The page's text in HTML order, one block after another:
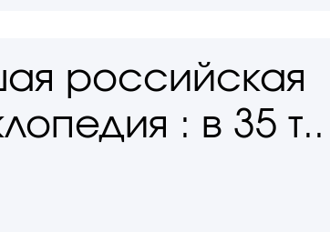
российская
: в 35